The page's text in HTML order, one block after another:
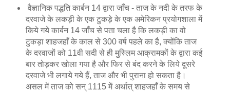
वैज्ञानिक पद्धति कार्बन 14 द्वारा जाँच - ताज के नदी के तरफ के
दरवाजे के लकड़ी के एक टुकड़े के एक अमेरिकन प्रयोगशाला में
किये गये कार्बन 14 जाँच से पता चला है कि लकड़ी का वो
टुकड़ा शाहजहाँ के काल से 300 वर्ष पहले का है, क्योंकि ताज
के दरवाजों को 11वी सदी से ही मुस्लिम आक्रामकों के द्वारा कई
बार तोड़कर खोला गया है और फिर से बंद करने के लिये दूसरे
दरवाजे भी लगाये गये हैं, ताज और भी पुराना हो सकता है।
असल में ताज को सन् 1115 में अर्थात् शाहजहाँ के समय से